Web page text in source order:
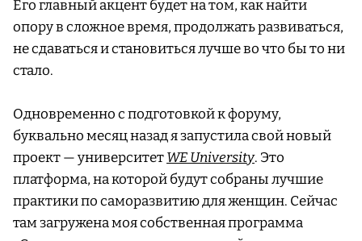
Его главный акцент будет на том, как найти
опору в сложное время, продолжать развиваться,
не сдаваться и становиться лучше во что бы то ни
стало.
Одновременно с подготовкой к форуму,
буквально месяц назад я запустила свой новый
проект — университетWE University. Это
платформа, на которой будут собраны лучшие
практики по саморазвитию для женщин. Сейчас
там загружена моя собственная программа